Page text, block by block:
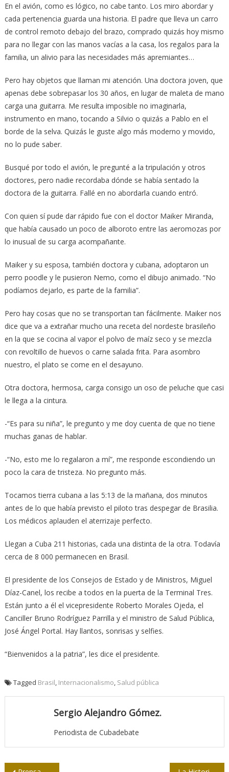
En el avión, como es lógico, no cabe tanto. Los miro abordar y
cada pertenencia guarda una historia. El padre que lleva un carro
de control remoto debajo del brazo, comprado quizás hoy mismo
para no llegar con las manos vacías a la casa, los regalos para la
familia, un alivio para las necesidades más apremiantes…
Pero hay objetos que llaman mi atención. Una doctora joven, que
apenas debe sobrepasar los 30 años, en lugar de maleta de mano
carga una guitarra. Me resulta imposible no imaginarla,
instrumento en mano, tocando a Silvio o quizás a Pablo en el
borde de la selva. Quizás le guste algo más moderno y movido,
no lo pude saber.
Busqué por todo el avión, le pregunté a la tripulación y otros
doctores, pero nadie recordaba dónde se había sentado la
doctora de la guitarra. Fallé en no abordarla cuando entró.
Con quien sí pude dar rápido fue con el doctor Maiker Miranda,
que había causado un poco de alboroto entre las aeromozas por
lo inusual de su carga acompañante.
Maiker y su esposa, también doctora y cubana, adoptaron un
perro poodle y le pusieron Nemo, como el dibujo animado. “No
podíamos dejarlo, es parte de la familia”.
Pero hay cosas que no se transportan tan fácilmente. Maiker nos
dice que va a extrañar mucho una receta del nordeste brasileño
en la que se cocina al vapor el polvo de maíz seco y se mezcla
con revoltillo de huevos o carne salada frita. Para asombro
nuestro, el plato se come en el desayuno.
Otra doctora, hermosa, carga consigo un oso de peluche que casi
le llega a la cintura.
-“Es para su niña”, le pregunto y me doy cuenta de que no tiene
muchas ganas de hablar.
-“No, esto me lo regalaron a mí”, me responde escondiendo un
poco la cara de tristeza. No pregunto más.
Tocamos tierra cubana a las 5:13 de la mañana, dos minutos
antes de lo que había previsto el piloto tras despegar de Brasilia.
Los médicos aplauden el aterrizaje perfecto.
Llegan a Cuba 211 historias, cada una distinta de la otra. Todavía
cerca de 8 000 permanecen en Brasil.
El presidente de los Consejos de Estado y de Ministros, Miguel
Díaz-Canel, los recibe a todos en la puerta de la Terminal Tres.
Están junto a él el vicepresidente Roberto Morales Ojeda, el
Canciller Bruno Rodríguez Parrilla y el ministro de Salud Pública,
José Ángel Portal. Hay llantos, sonrisas y selfies.
“Bienvenidos a la patria”, les dice el presidente.
Tagged Brasil, Internacionalismo, Salud pública
Sergio Alejandro Gómez.
Periodista de Cubadebate